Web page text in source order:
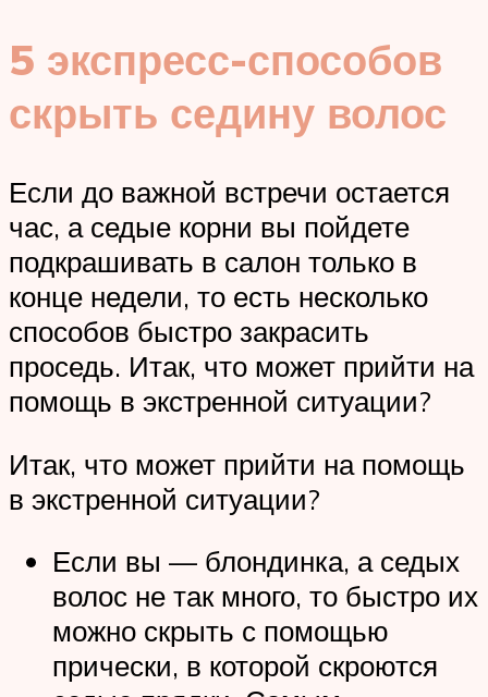
5 экспресс-способов
скрыть седину волос
Если до важной встречи остается
час, а седые корни вы пойдете
подкрашивать в салон только в
конце недели, то есть несколько
способов быстро закрасить
проседь. Итак, что может прийти на
помощь в экстренной ситуации?
Итак, что может прийти на помощь
в экстренной ситуации?
Если вы — блондинка, а седых
волос не так много, то быстро их
можно скрыть с помощью
прически, в которой скроются